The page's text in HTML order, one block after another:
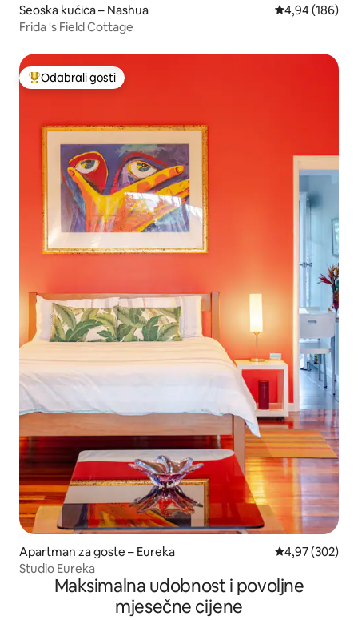
Seoska kućica – Nashua Prosječna
4,94 (186)
Frida 's Field Cottage
Među najviše rangiranima s oznakom „Odabrali gosti”
Odabrali gosti
Apartman za goste – Eureka Prosječna
4,97 (302)
Studio Eureka
Maksimalna udobnost i povoljne
mjesečne cijene